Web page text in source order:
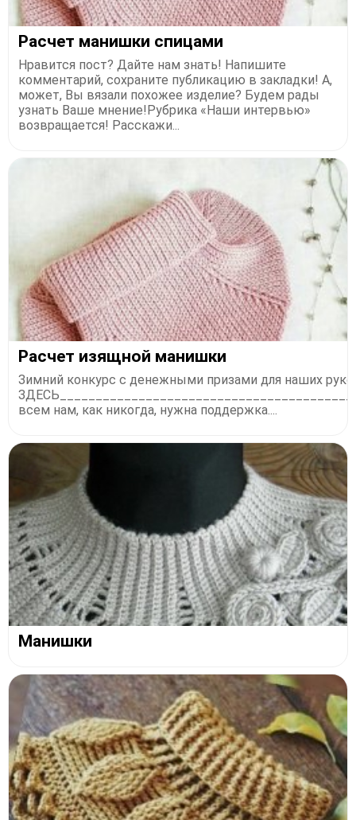
Расчет манишки cпицами
Нравится пост? Дайте нам знать! Напишите
комментарий, сохраните публикацию в закладки! А,
может, Вы вязали похожее изделие? Будем рады
узнать Ваше мнение!Рубрика «Наши интервью»
возвращается! Расскажи...
Расчет изящной манишки
Зимний конкурс с денежными призами для наших
всем нам, как никогда, нужна поддержка....
Манишки